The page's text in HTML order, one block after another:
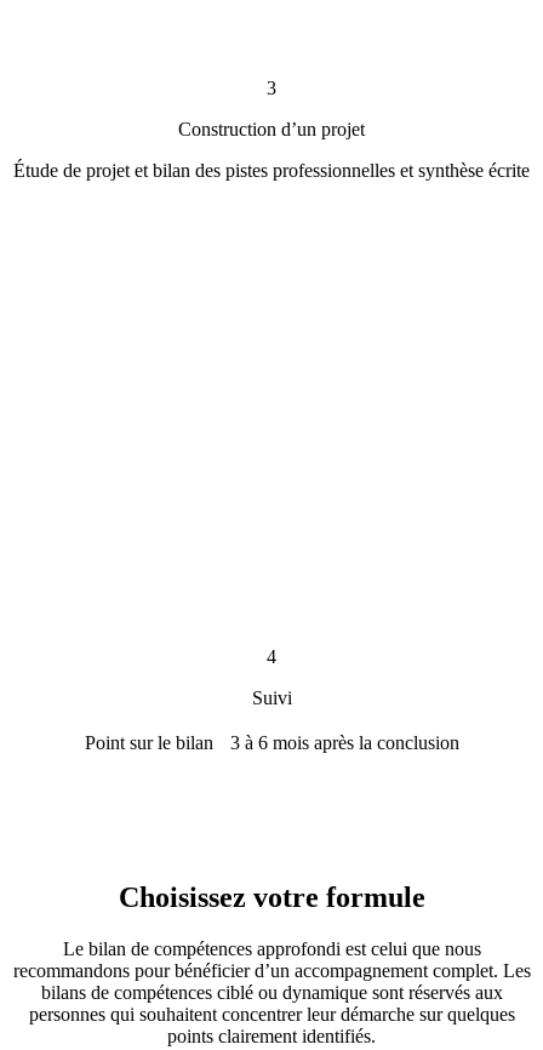
3
Construction d’un projet
Étude de projet et bilan des pistes professionnelles et synthèse écrite
4
Suivi
Point sur le bilan 3 à 6 mois après la conclusion
Choisissez votre formule
Le bilan de compétences approfondi est celui que nous
recommandons pour bénéficier d’un accompagnement complet. Les
bilans de compétences ciblé ou dynamique sont réservés aux
personnes qui souhaitent concentrer leur démarche sur quelques
points clairement identifiés.